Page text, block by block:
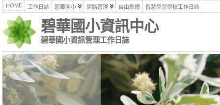
HOME 工作日誌 碧華國小 網路管理 自由軟體 智慧學習學校工作日誌
碧華國小資訊中心
碧華國小資訊管理工作日誌